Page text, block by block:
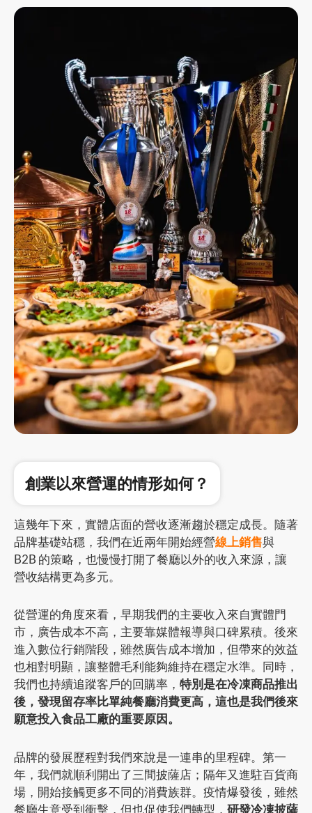
創業以來營運的情形如何？
這幾年下來，實體店面的營收逐漸趨於穩定成長。隨著
品牌基礎站穩，我們在近兩年開始經營線上銷售與
B2B 的策略，也慢慢打開了餐廳以外的收入來源，讓
營收結構更為多元。
從營運的角度來看，早期我們的主要收入來自實體門
市，廣告成本不高，主要靠媒體報導與口碑累積。後來
進入數位行銷階段，雖然廣告成本增加，但帶來的效益
也相對明顯，讓整體毛利能夠維持在穩定水準。同時，
我們也持續追蹤客戶的回購率， 特別是在冷凍商品推出
後，發現留存率比單純餐廳消費更高，這也是我們後來
願意投入食品工廠的重要原因。
品牌的發展歷程對我們來說是一連串的里程碑。第一
年，我們就順利開出了三間披薩店；隔年又進駐百貨商
場，開始接觸更多不同的消費族群。疫情爆發後，雖然
餐廳生意受到衝擊，但也促使我們轉型， 研發冷凍披薩